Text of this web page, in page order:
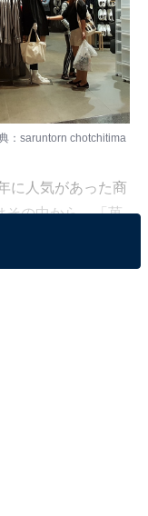
：saruntorn chotchitima
に人気があった商
その中から、「菓